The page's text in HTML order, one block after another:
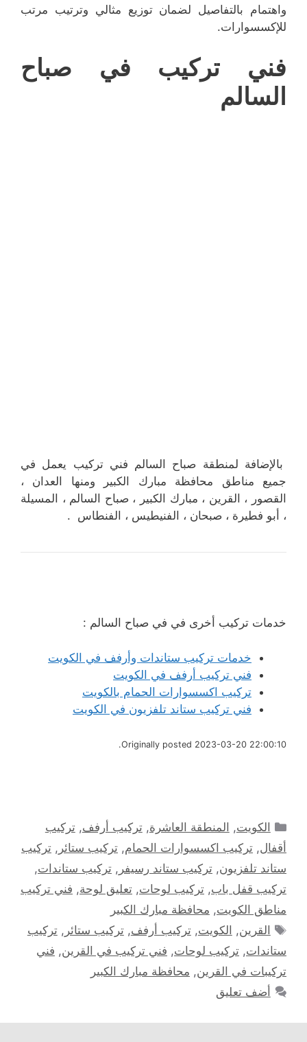
واهتمام بالتفاصيل لضمان توزيع مثالي وترتيب مرتب
للإكسسوارات.
فني تركيب في صباح
السالم
بالإضافة لمنطقة صباح السالم فني تركيب يعمل في
جميع مناطق محافظة مبارك الكبير ومنها العدان ،
القصور ، القرين ، مبارك الكبير ، صباح السالم ، المسيلة
، أبو فطيرة ، صبحان ، الفنيطيس ، الفنطاس .
خدمات تركيب أخرى في في صباح السالم :
خدمات تركيب ستاندات وأرفف في الكويت
فني تركيب أرفف في الكويت
تركيب اكسسوارات الحمام بالكويت
فني تركيب ستاند تلفزيون في الكويت
Originally posted 2023-03-20 22:00:10.
التصنيفات
الكويت, المنطقة العاشرة,تركيب أرفف,تركيب
أقفال, تركيب اكسسوارات الحمام, تركيب ستائر , تركيب
ستاند تلفزيون, تركيب ستاند رسيفر , تركيب ستاندات,
تركيب قفل باب, تركيب لوحات, تعليق لوحة, فني تركيب
مناطق الكويت, محافظة مبارك الكبير
الوسوم
القرين, الكويت,تركيب أرفف,تركيب ستائر ,تركيب
ستاندات, تركيب لوحات, فني تركيب في القرين, فني
تركيبات في القرين, محافظة مبارك الكبير
أضف تعليق